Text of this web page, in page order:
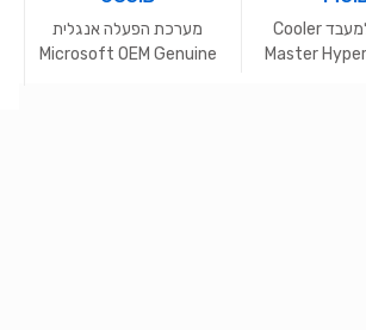
מאורר למעבד Cooler
Master
מערכת הפעלה אנגלית
Microsoft OEM Genuine